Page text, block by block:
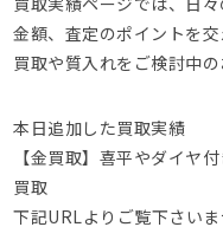
金額、査定のポイントを交
買取や質入れをご検討中
本日追加した買取実績
【金買取】喜平やダイヤ
買取
下記URLよりご覧下さいま